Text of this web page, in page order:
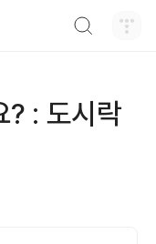
? : 도시락